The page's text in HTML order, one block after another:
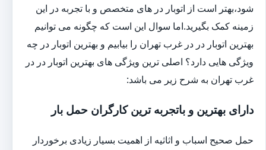
شود،بهتر است از اتوبار در های متخصص و با تجربه در این
زمینه کمک بگیرید.اما سوال این است که چگونه می توانیم
بهترین اتوبار در در غرب تهران را بیابیم و بهترین اتوبار در چه
ویژگی هایی دارد؟ اصلی ترین ویژگی های بهترین اتوبار در در
غرب تهران به شرح زیر می باشد:
دارای بهترین و باتجربه ترین کارگران حمل بار
حمل صحیح اسباب و اثاثیه از اهمیت بسیار زیادی برخوردار